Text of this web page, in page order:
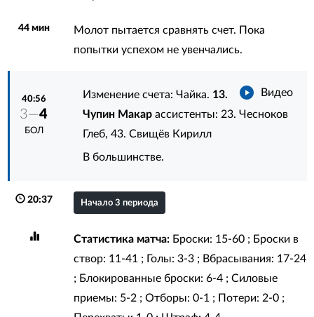
44 мин
Молот пытается сравнять счет. Пока
попытки успехом не увенчались.
40:56
3—4
БОЛ
Видео
Изменение счета: Чайка. 13.
Чупин Макар ассистенты: 23. Чесноков
Глеб,43. Свищёв Кирилл
В большинстве.
20:37 Начало 3 периода
Статистика матча:Броски: 15-60 ; Броски в
створ: 11-41 ; Голы: 3-3 ; Вбрасывания: 17-24
; Блокированные броски: 6-4 ; Силовые
приемы: 5-2 ; Отборы: 0-1 ; Потери: 2-0 ;